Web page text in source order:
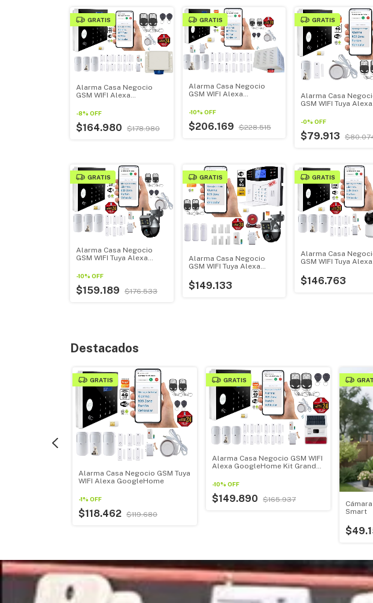
GRATIS
Alarma Casa Negocio
GSM WIFI Alexa
+ Sirena 115db 20w
-8% OFF
$164.980 $178.980
GRATIS
Alarma Casa Negocio
GSM WIFI Alexa
+ Sirena 120db 30w
-10% OFF
$206.169 $228.515
GRATIS
Alarma Casa
GSM WIFI Tuya Alexa
-0% OFF
$79.913
GRATIS
Alarma Casa Negocio
GSM WIFI Tuya Alexa
Exterior
-10% OFF
$159.189 $176.533
GRATIS
Alarma Casa Negocio
GSM WIFI Tuya Alexa
+ Cámara 1080p
$149.133
GRATIS
Alarma Casa
GSM WIFI Tuya Alexa
Interior
$146.763
Destacados
GRATIS
Alarma Casa Negocio GSM Tuya
WIFI Alexa GoogleHome
-1% OFF
$118.462 $119.680
GRATIS
Alarma Casa Negocio GSM WIFI
Alexa GoogleHome Kit Grande
-10%OFF
$149.890 $165.937
Smart